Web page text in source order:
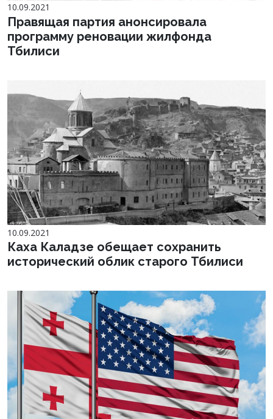
10.09.2021
Правящая партия анонсировала
программу реновации жилфонда
Тбилиси
10.09.2021
Каха Каладзе обещает сохранить
исторический облик старого Тбилиси